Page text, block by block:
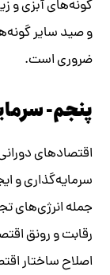
گونه‌های آبزی و
و صید سایر
ضروری است.
پنجم-
اقتصادهای
سرمایه‌گذاری و
جمله انرژی‌های
رقابت و رونق
اصلاح ساختار